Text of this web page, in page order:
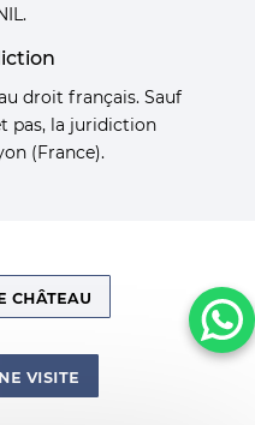
droit français. Sauf
pas, la juridiction
(France).
château
visite